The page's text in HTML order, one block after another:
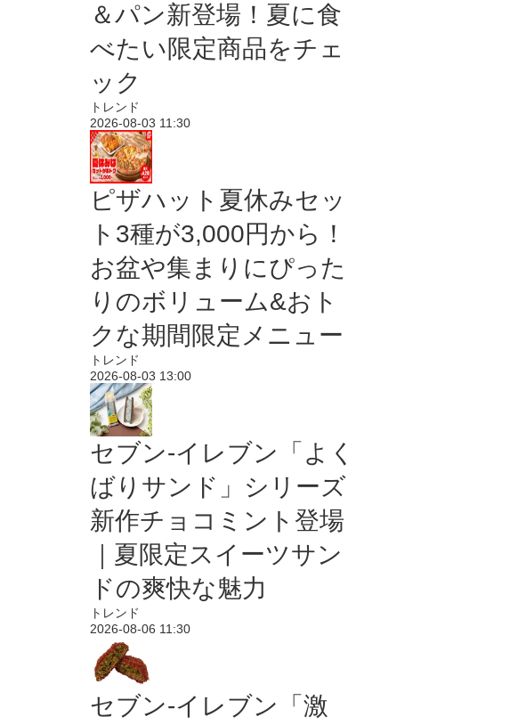
＆パン新登場！夏に食
べたい限定商品をチェ
ック
トレンド
2026-08-03 11:30
ピザハット夏休みセッ
ト3種が3,000円から！
お盆や集まりにぴった
りのボリューム&おト
クな期間限定メニュー
トレンド
2026-08-03 13:00
セブン‐イレブン「よく
ばりサンド」シリーズ
新作チョコミント登場
｜夏限定スイーツサン
ドの爽快な魅力
トレンド
2026-08-06 11:30
セブン-イレブン「激